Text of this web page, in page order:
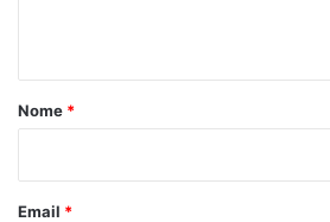
o
Nome *
Email *